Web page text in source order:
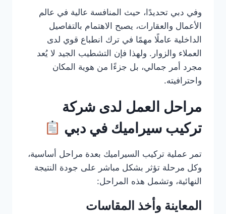
وفي دبي تحديدًا، حيث المنافسة عالية في عالم
الأعمال والعقارات، يصبح الاهتمام بالتفاصيل
الداخلية عاملًا مهمًا في ترك انطباع قوي لدى
العملاء والزوار. ولهذا فإن التشطيب الجيد لا يُعد
مجرد أمر جمالي، بل جزءًا من هوية المكان
واحترافيته.
مراحل العمل لدى شركة
تركيب سيراميك في دبي
تمر عملية تركيب السيراميك بعدة مراحل أساسية،
وكل مرحلة تؤثر بشكل مباشر على جودة النتيجة
النهائية، وتشمل هذه المراحل:
المعاينة وأخذ المقاسات